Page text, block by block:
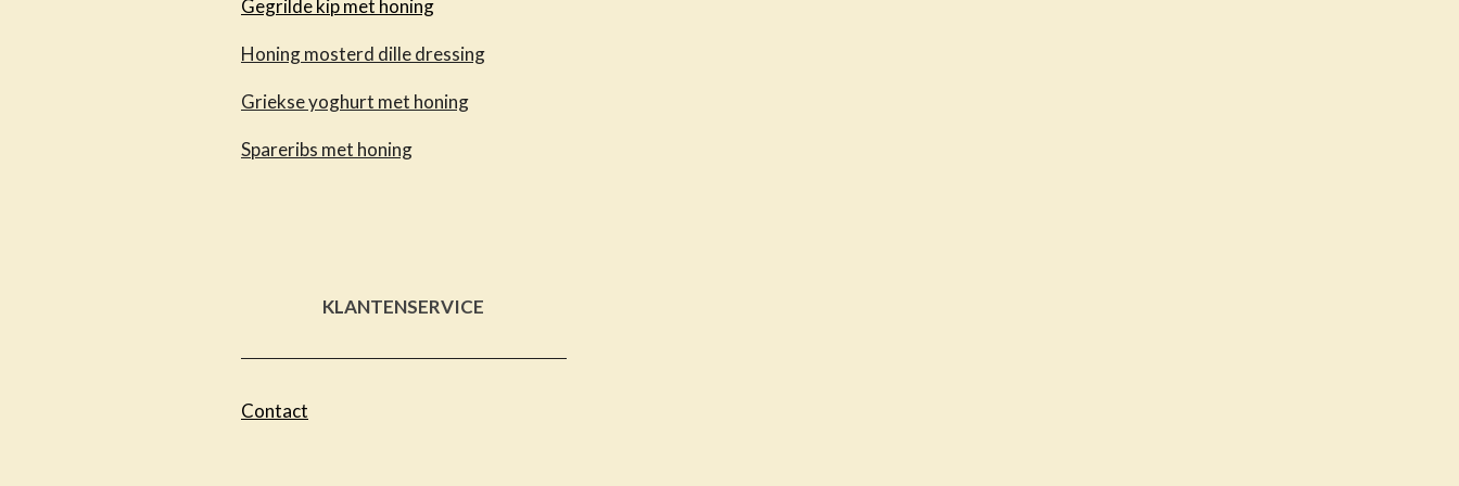
Gegrilde kip met honing
Honing mosterd dille dressing
Griekse yoghurt met honing
Spareribs met honing
KLANTENSERVICE
Contact